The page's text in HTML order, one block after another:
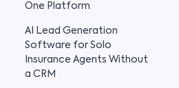
One Platform
AI Lead Generation
Software for Solo
Insurance Agents Without
a CRM